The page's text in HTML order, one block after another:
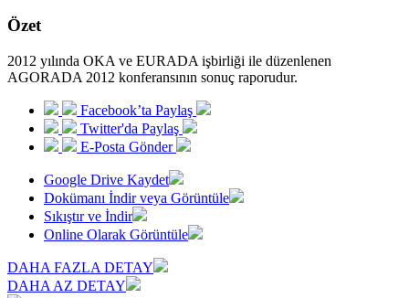
Özet
2012 yılında OKA ve EURADA işbirliği ile düzenlenen
AGORADA 2012 konferansının sonuç raporudur.
Facebook’ta Paylaş
Twitter'da Paylaş
E-Posta Gönder
Google Drive Kaydet
Dokümanı İndir veya Görüntüle
Sıkıştır ve İndir
Online Olarak Görüntüle
DAHA FAZLA DETAY
DAHA AZ DETAY